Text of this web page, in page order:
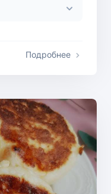
Подробнее